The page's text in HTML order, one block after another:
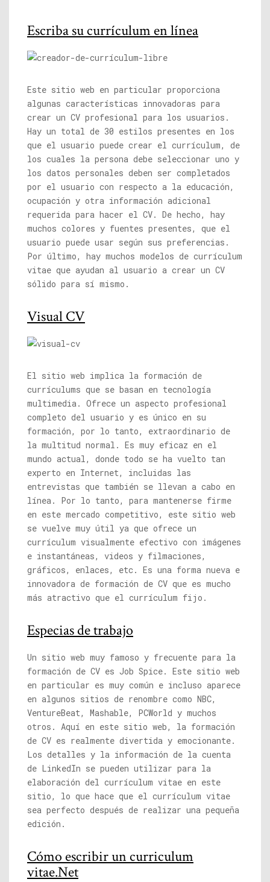
Escriba su currículum en línea
Este sitio web en particular proporciona
algunas características innovadoras para
crear un CV profesional para los usuarios.
Hay un total de 30 estilos presentes en los
que el usuario puede crear el currículum, de
los cuales la persona debe seleccionar uno y
los datos personales deben ser completados
por el usuario con respecto a la educación,
ocupación y otra información adicional
requerida para hacer el CV. De hecho, hay
muchos colores y fuentes presentes, que el
usuario puede usar según sus preferencias.
Por último, hay muchos modelos de currículum
vitae que ayudan al usuario a crear un CV
sólido para sí mismo.
Visual CV
El sitio web implica la formación de
currículums que se basan en tecnología
multimedia. Ofrece un aspecto profesional
completo del usuario y es único en su
formación, por lo tanto, extraordinario de
la multitud normal. Es muy eficaz en el
mundo actual, donde todo se ha vuelto tan
experto en Internet, incluidas las
entrevistas que también se llevan a cabo en
línea. Por lo tanto, para mantenerse firme
en este mercado competitivo, este sitio web
se vuelve muy útil ya que ofrece un
currículum visualmente efectivo con imágenes
e instantáneas, videos y filmaciones,
gráficos, enlaces, etc. Es una forma nueva e
innovadora de formación de CV que es mucho
más atractivo que el currículum fijo.
Especias de trabajo
Un sitio web muy famoso y frecuente para la
formación de CV es Job Spice. Este sitio web
en particular es muy común e incluso aparece
en algunos sitios de renombre como NBC,
VentureBeat, Mashable, PCWorld y muchos
otros. Aquí en este sitio web, la formación
de CV es realmente divertida y emocionante.
Los detalles y la información de la cuenta
de LinkedIn se pueden utilizar para la
elaboración del currículum vitae en este
sitio, lo que hace que el currículum vitae
sea perfecto después de realizar una pequeña
edición.
Cómo escribir un curriculum
vitae.Net